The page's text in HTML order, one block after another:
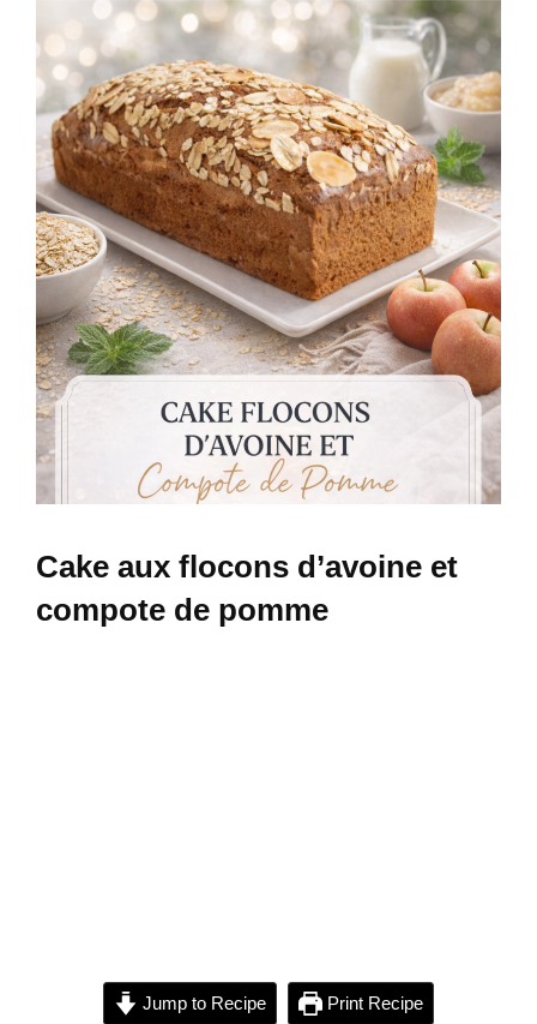
Cake aux flocons d’avoine et
compote de pomme
Jump to Recipe Print Recipe